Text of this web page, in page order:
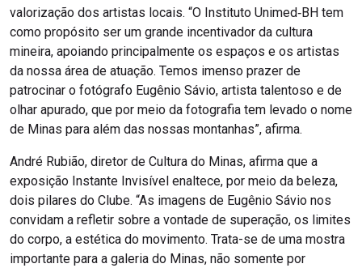
valorização dos artistas locais. “O Instituto Unimed‑BH tem
como propósito ser um grande incentivador da cultura
mineira, apoiando principalmente os espaços e os artistas
da nossa área de atuação. Temos imenso prazer de
patrocinar o fotógrafo Eugênio Sávio, artista talentoso e de
olhar apurado, que por meio da fotografia tem levado o nome
de Minas para além das nossas montanhas”, afirma.
André Rubião, diretor de Cultura do Minas, afirma que a
exposição Instante Invisível enaltece, por meio da beleza,
dois pilares do Clube. “As imagens de Eugênio Sávio nos
convidam a refletir sobre a vontade de superação, os limites
do corpo, a estética do movimento. Trata-se de uma mostra
importante para a galeria do Minas, não somente por